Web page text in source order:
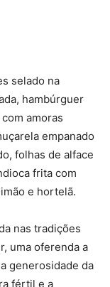
selado na
hambúrguer
amoras
empanado
folhas de alface
frita com
e hortelã.
nas tradições
uma oferenda a
generosidade da
fértil e a